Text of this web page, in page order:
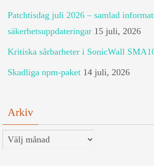
Patchtisdag juli 2026 – samlad
säkerhetsuppdateringar 15 juli, 2026
Kritiska sårbarheter i SonicWall
Skadliga npm-paket 14 juli, 2026
Arkiv
Arkiv